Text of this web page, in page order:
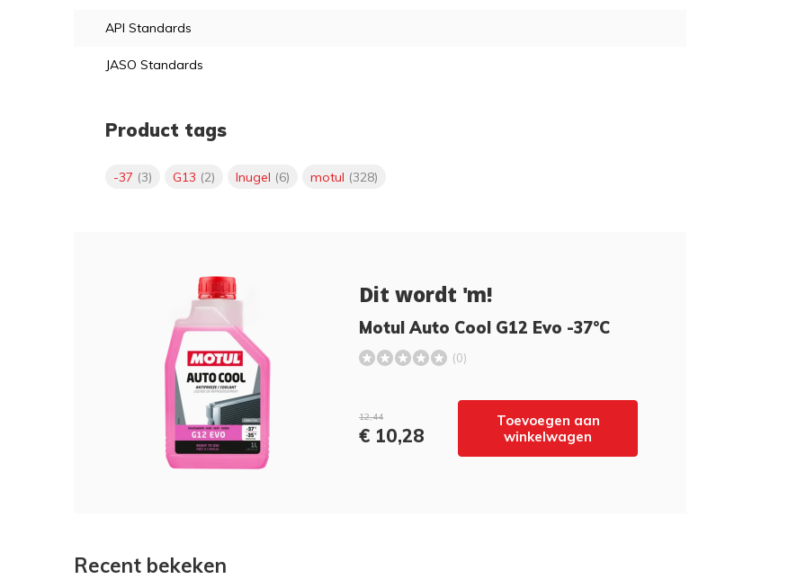
API Standards
JASO Standards
Product tags
-37 (3) G13 (2) Inugel (6) motul (328)
Dit wordt 'm!
Motul Auto Cool G12 Evo -37°C
(0)
12,44
€ 10,28
Toevoegen aan
winkelwagen
Recent bekeken